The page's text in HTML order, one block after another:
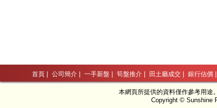
首頁| 公司簡介| 一手新盤| 筍盤推介| 田土廳成交 銀行估價
本網頁所提供的資料僅作參考用途
Copyright © Sunshine